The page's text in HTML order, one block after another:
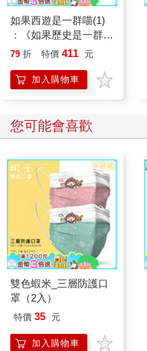
如果西遊是一群喵(1)
：《如果歷史是一群
喵》作者最新力作，附
79 折 特價 411 元
加入購物車
您可能會喜歡
雙色蝦米_三層防護口
罩（2入）
特價 35 元
加入購物車